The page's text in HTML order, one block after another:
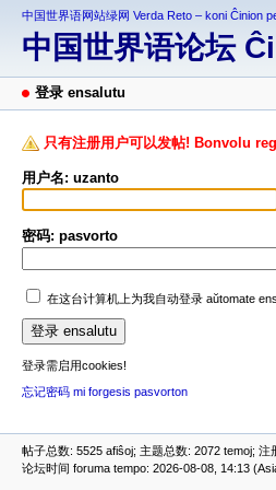
中国世界语网站绿网 Verda Reto – koni Ĉinion
中国世界语论坛
登录 ensalutu
只有注册用户可以发帖! Bonvolu
用户名: uzanto
密码: pasvorto
在这台计算机上为我自动登录 aŭtomate
登录需启用cookies!
忘记密码 mi forgesis pasvorton
帖子总数: 5525 afiŝoj; 主题总数: 2072 temoj;
论坛时间 foruma tempo: 2026-08-08, 14:13